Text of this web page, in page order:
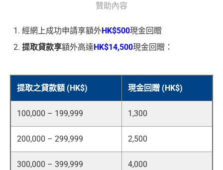
贊助內容
經網上成功申請享額外HK$500現金回贈
提取貸款享額外高達HK$14,500現金回贈：
提取之貸款額 (HK$) 現金回贈 (HK$)
100,000 – 199,999 1,300
200,000 – 299,999 2,500
300,000 – 399,999 4,000